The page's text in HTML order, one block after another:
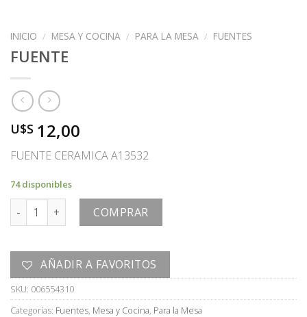
INICIO / MESA Y COCINA / PARA LA MESA / FUENTES
FUENTE
U$S 12,00
FUENTE CERAMICA A13532
74 disponibles
FUENTE cantidad COMPRAR
AÑADIR A FAVORITOS
SKU: 006554310
Categorías: Fuentes, Mesa y Cocina, Para la Mesa